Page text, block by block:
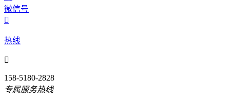
微信号

热线

158-5180-2828
专属服务热线